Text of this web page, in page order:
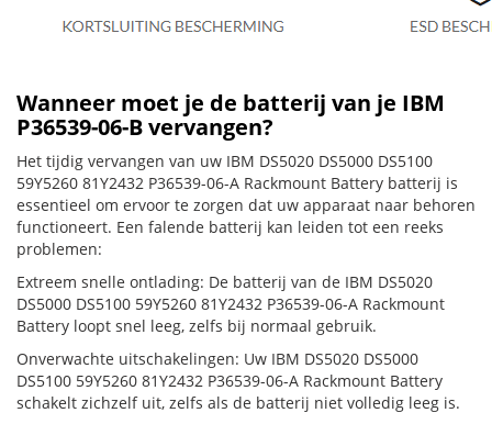
Wanneer moet je de batterij van je IBM
P36539-06-B vervangen?
Het tijdig vervangen van uw IBM DS5020 DS5000 DS5100
59Y5260 81Y2432 P36539-06-A Rackmount Battery batterij is
essentieel om ervoor te zorgen dat uw apparaat naar behoren
functioneert. Een falende batterij kan leiden tot een reeks
problemen:
Extreem snelle ontlading: De batterij van de IBM DS5020
DS5000 DS5100 59Y5260 81Y2432 P36539-06-A Rackmount
Battery loopt snel leeg, zelfs bij normaal gebruik.
Onverwachte uitschakelingen: Uw IBM DS5020 DS5000
DS5100 59Y5260 81Y2432 P36539-06-A Rackmount Battery
schakelt zichzelf uit, zelfs als de batterij niet volledig leeg is.